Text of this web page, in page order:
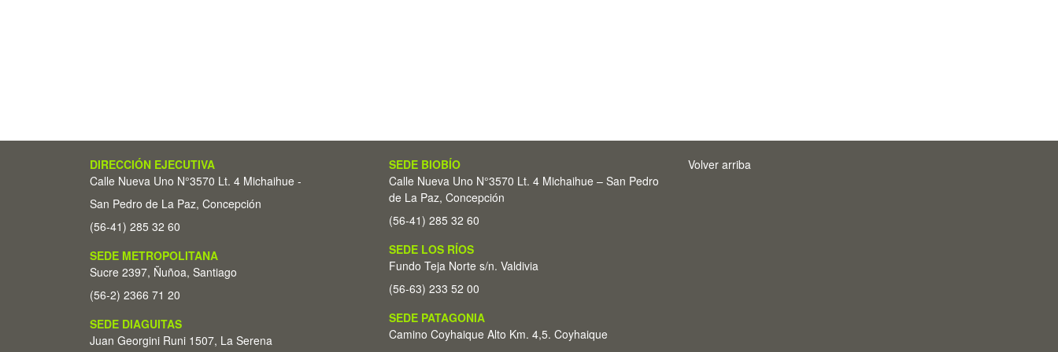
DIRECCIÓN EJECUTIVA
Calle Nueva Uno N°3570 Lt. 4 Michaihue -
San Pedro de La Paz, Concepción
(56-41) 285 32 60
SEDE METROPOLITANA
Sucre 2397, Ñuñoa, Santiago
(56-2) 2366 71 20
SEDE DIAGUITAS
Juan Georgini Runi 1507, La Serena
SEDE BIOBÍO
Calle Nueva Uno N°3570 Lt. 4 Michaihue – San Pedro
de La Paz, Concepción
(56-41) 285 32 60
SEDE LOS RÍOS
Fundo Teja Norte s/n. Valdivia
(56-63) 233 52 00
SEDE PATAGONIA
Camino Coyhaique Alto Km. 4,5. Coyhaique
Volver arriba